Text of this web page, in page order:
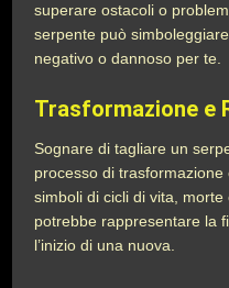
superare ostacoli o
serpente può
negativo o dannoso per te.
Trasformazione e
Sognare di tagliare un
processo di
simboli di cicli di vita,
potrebbe rappresentare la
l’inizio di una nuova.